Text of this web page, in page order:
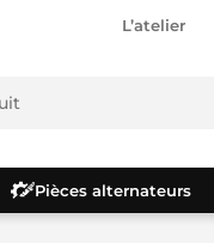
L’atelier
Pièces alternateurs